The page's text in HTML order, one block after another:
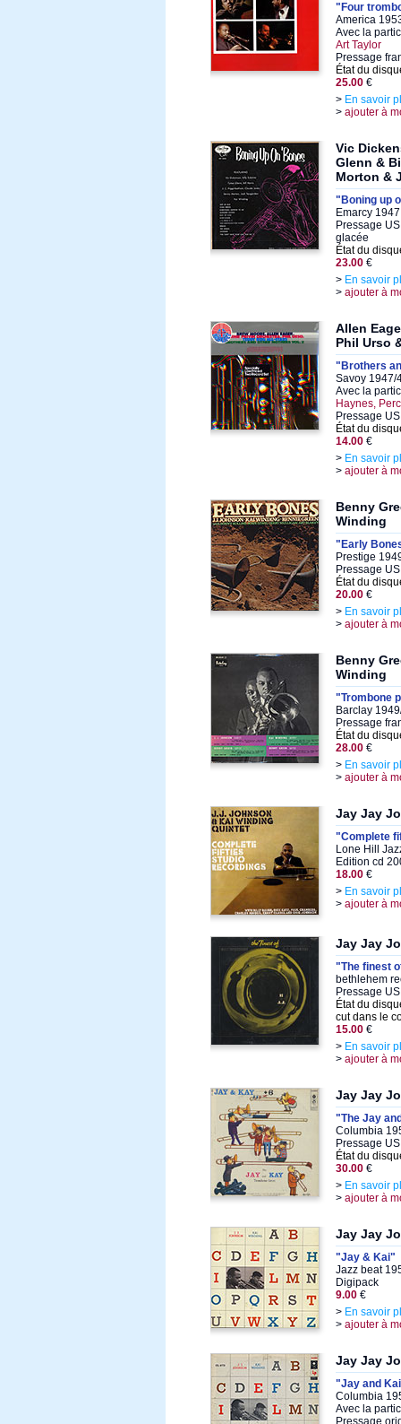
"Four
America
Avec la
Art Taylor
Pressage
État du
25.00 €
> En savoir
> ajouter à
Vic
Glenn &
Morton &
"Boning up
Emarcy
Pressage
glacée
État du
23.00 €
> En savoir
> ajouter à
Allen
Phil Urso
"Brothers
Savoy 1947/
Avec la
Haynes,
Pressage
État du
14.00 €
> En savoir
> ajouter à
Benny
Winding
"Early
Prestige
Pressage
État du
20.00 €
> En savoir
> ajouter à
Benny
Winding
"Trombone
Barclay
Pressage
État du
28.00 €
> En savoir
> ajouter à
Jay Jay
"Complete
Lone Hill
Edition cd
18.00 €
> En savoir
> ajouter à
Jay Jay
"The finest
bethlehem
Pressage
État du
cut dans le
15.00 €
> En savoir
> ajouter à
Jay Jay
"The Jay
Columbia
Pressage
État du
30.00 €
> En savoir
> ajouter à
Jay Jay
"Jay & Kai"
Jazz beat
Digipack
9.00 €
> En savoir
> ajouter à
Jay Jay
"Jay and
Columbia
Avec la
Pressage